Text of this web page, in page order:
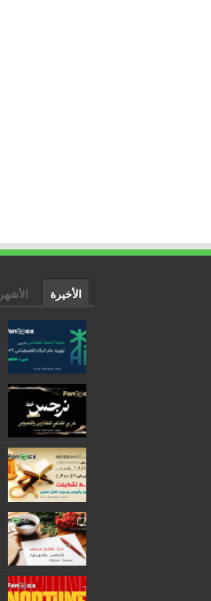
الأخيرة الأشهر